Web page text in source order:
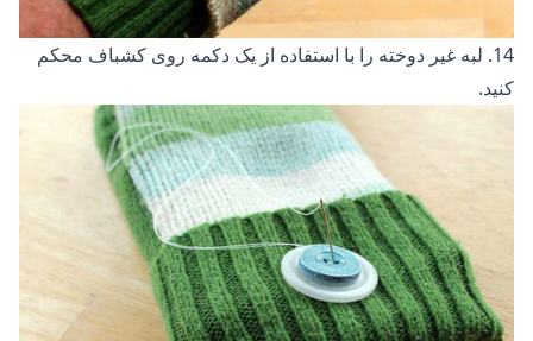
14. لبه غیر دوخته را با استفاده از یک دکمه روی کشباف محکم
کنید.